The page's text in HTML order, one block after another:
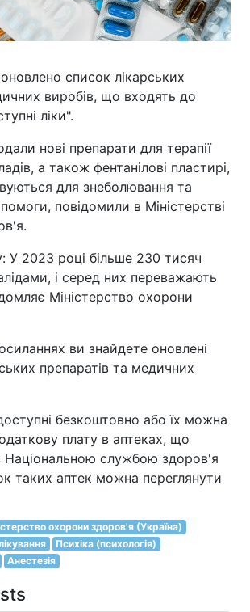
оновлено список лікарських
виробів, що входять до
ліки".
нові препарати для терапії
а також фентанілові пластирі,
для знеболювання та
повідомили в Міністерстві
У 2023 році більше 230 тисяч
і серед них переважають
Міністерство охорони
ви знайдете оновлені
препаратів та медичних
безкоштовно або їх можна
плату в аптеках, що
Національною службою здоров'я
таких аптек можна переглянути
охорони здоров'я (Україна)
Психіка (психологія)
Анестезія